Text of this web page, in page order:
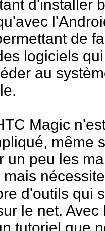
d'installer
de
logiciels
au
Magic
même
un peu les
d'outils qui
le net. Avec